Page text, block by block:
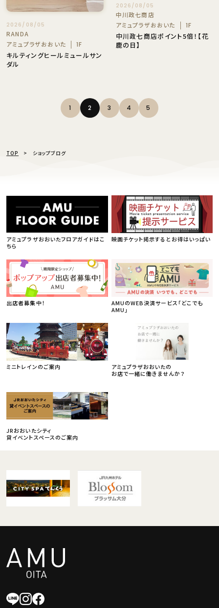
2026/08/05
RANDA
アミュプラザおおいた
1F
キルティングヒールミュールサン
ダル
2026/08/05
中川政七商店
アミュプラザおおいた
1F
中川政七商店ポイント5倍！【花
鹿の日】
1 2 3 4 5
TOP ショップブログ
アミュプラザおおいたフロアガイドはこ
ちら
映画チケット掲示するとお得はいっぱい
出店者募集中！
AMUのWEB決済サービス「どこでも
AMU」
ミニトレインのご案内
アミュプラザおおいたの
お店で一緒に働きませんか？
JRおおいたシティ
貸イベントスペースのご案内